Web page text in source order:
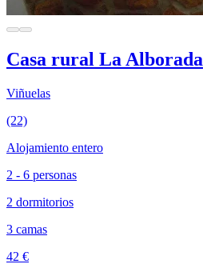
Casa rural La Alborada
Viñuelas
(22)
Alojamiento entero
2 - 6 personas
2 dormitorios
3 camas
42 €